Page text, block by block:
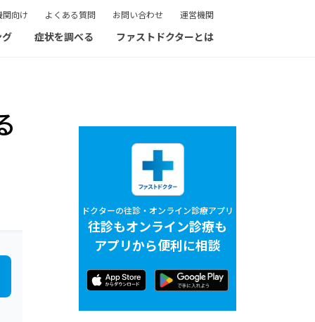
関向け よくある質問 お問い合わせ 運営機関
症状を調べる ファストドクターとは
ドクターの往診・オンライン診療アプリ
往診もオンライン診療も
アプリから便利に相談